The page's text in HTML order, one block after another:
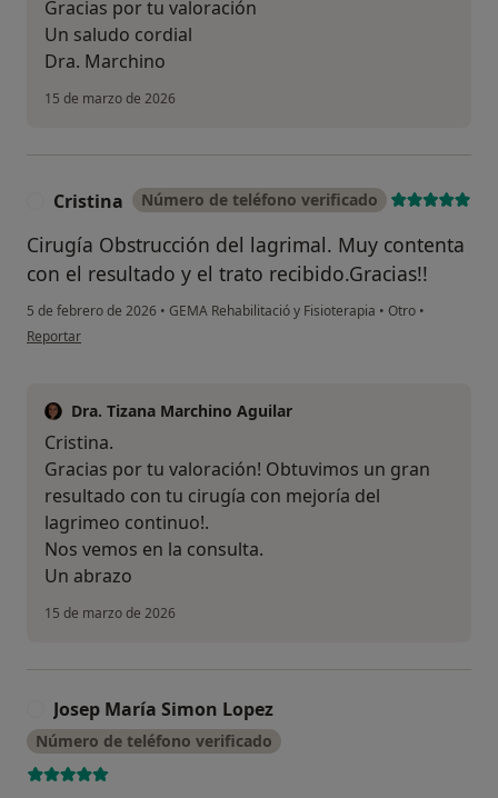
Gracias por tu valoración
Un saludo cordial
Dra. Marchino
15 de marzo de 2026
Cristina Número de teléfono verificado
Cirugía Obstrucción del lagrimal. Muy contenta
con el resultado y el trato recibido.Gracias!!
5 de febrero de 2026 • GEMA Rehabilitació y Fisioterapia • Otro •
en opinión del usuario Cristina
Reportar
Dra. Tizana Marchino Aguilar
Cristina.
Gracias por tu valoración! Obtuvimos un gran
resultado con tu cirugía con mejoría del
lagrimeo continuo!.
Nos vemos en la consulta.
Un abrazo
15 de marzo de 2026
Josep María Simon Lopez
Número de teléfono verificado